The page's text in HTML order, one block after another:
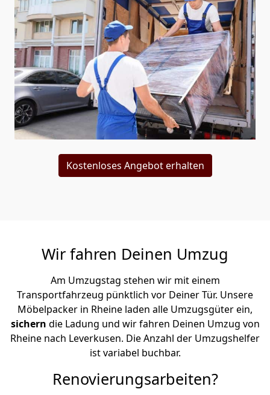
Kostenloses Angebot erhalten
Wir fahren Deinen Umzug
Am Umzugstag stehen wir mit einem
Transportfahrzeug pünktlich vor Deiner Tür. Unsere
Möbelpacker in Rheine laden alle Umzugsgüter ein,
sichern die Ladung und wir fahren Deinen Umzug von
Rheine nach Leverkusen. Die Anzahl der Umzugshelfer
ist variabel buchbar.
Renovierungsarbeiten?